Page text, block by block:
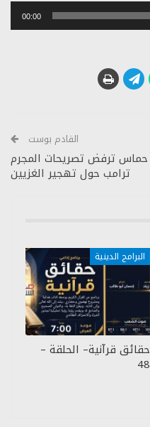
00:00
القادم بوست
حماس ترفض تصريحات المجرم
ترامب حول تهجير الغزيين
البرامج الدينية
حقائق قرآنية– الحلقة –
48